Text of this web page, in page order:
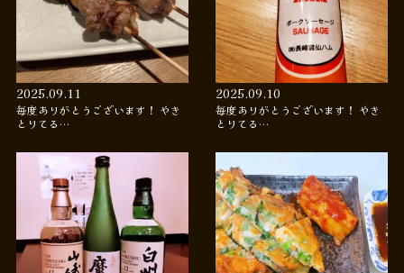
2025.09.11
毎度ありがとうございます！ やき
とりてる…
2025.09.10
毎度ありがとうございます！ やき
とりてる…